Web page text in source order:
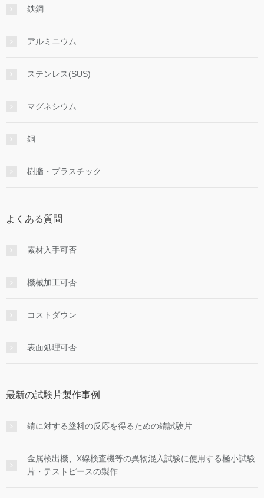
鉄鋼
アルミニウム
ステンレス(SUS)
マグネシウム
銅
樹脂・プラスチック
よくある質問
素材入手可否
機械加工可否
コストダウン
表面処理可否
最新の試験片製作事例
錆に対する塗料の反応を得るための錆試験片
金属検出機、X線検査機等の異物混入試験に使用する極小試験
片・テストピースの製作